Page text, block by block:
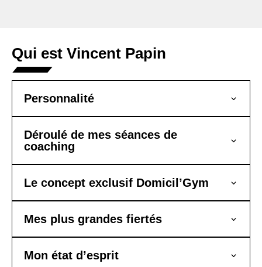
Qui est Vincent Papin
Personnalité
Déroulé de mes séances de
coaching
Le concept exclusif Domicil’Gym
Mes plus grandes fiertés
Mon état d’esprit